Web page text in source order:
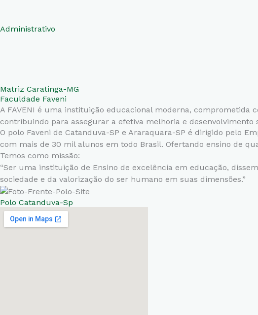
Administrativo
Matriz Caratinga-MG
Faculdade Faveni
A FAVENI é uma instituição educacional moderna, comprometida
contribuindo para assegurar a efetiva melhoria e desenvolvimento
O polo Faveni de Catanduva-SP e Araraquara-SP é dirigido pelo
com mais de 30 mil alunos em todo Brasil. Ofertando ensino de
Temos como missão:
“Ser uma instituição de Ensino de excelência em educação,
sociedade e da valorização do ser humano em suas dimensões.”
Polo Catanduva-Sp